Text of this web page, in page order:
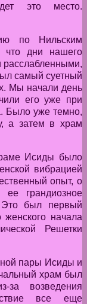
это место.
по Нильским
что дни нашего
расслабленными,
самый суетный
Мы начали день
его уже при
Было уже темно,
а затем в храм
Исиды было
вибрацией
опыт, о
ее грандиозное
Это был первый
начала
Решетки
пары Исиды и
храм был
за возведения
все еще